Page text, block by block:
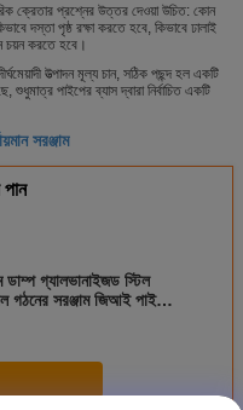
ক্রেতার প্রশ্নের উত্তর দেওয়া উচিত: কোন
দস্তা পৃষ্ঠ রক্ষা করতে হবে, কিভাবে ঢালাই
চয়ন করতে হবে।
উত্পাদন মূল্য চান, সঠিক পছন্দ হল একটি
পাইপের ব্যাস দ্বারা নির্বাচিত একটি
সরঞ্জাম
গ্যালভানাইজড স্টিল
গঠনের সরঞ্জাম জিআই পাইপ,